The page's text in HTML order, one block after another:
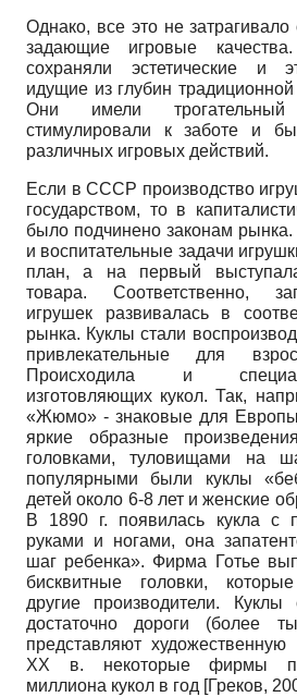
Однако, все это не
задающие игровые
сохраняли эстетические и
идущие из глубин
Они имели
стимулировали к заботе и
различных игровых действий.
Если в СССР производство
государством, то в
было подчинено законам рынка.
и воспитательные задачи
план, а на первый
товара. Соответственно,
игрушек развивалась в
рынка. Куклы стали
привлекательные для
Происходила и
изготовляющих кукол. Так,
«Жюмо» - знаковые для Европы
яркие образные
головками, туловищами на
популярными были куклы
детей около 6-8 лет и женские
В 1890 г. появилась кукла с
руками и ногами, она
шаг ребенка». Фирма Готье
бисквитные головки,
другие производители.
достаточно дороги (более
представляют
ХХ в. некоторые фирмы
миллиона кукол в год [Греков,